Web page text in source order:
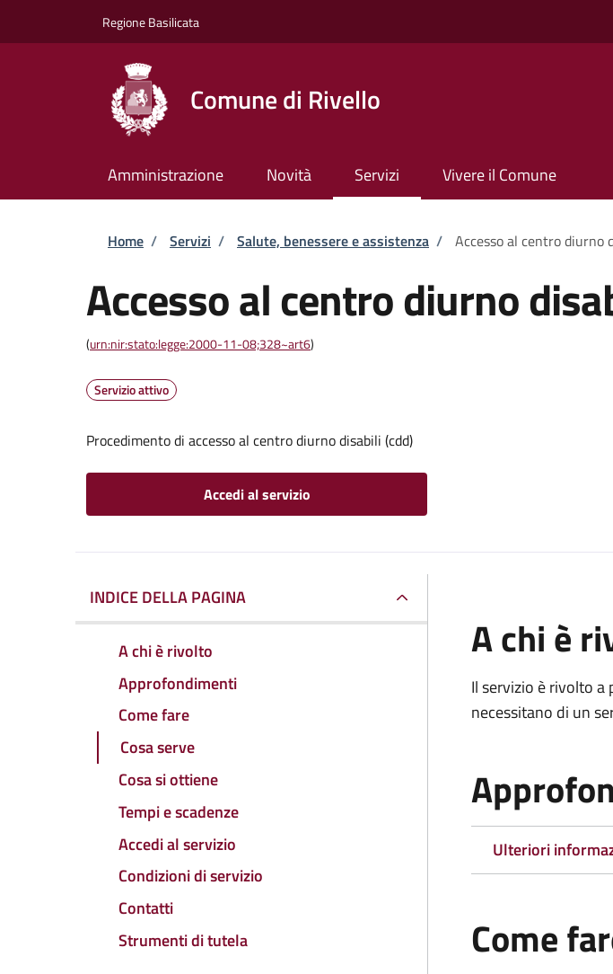
Regione Basilicata
Comune di Rivello
Amministrazione Novità Servizi Vivere il Comune
Briciole di pane
Home / Servizi / Salute, benessere e assistenza / Accesso al centro diurno
Accesso al centro diurno
(urn:nir:stato:legge:2000-11-08;328~art6)
Servizio attivo
Procedimento di accesso al centro diurno disabili (cdd)
Accedi al servizio
INDICE DELLA PAGINA
A chi è rivolto
Approfondimenti
Come fare
Cosa serve
Cosa si ottiene
Tempi e scadenze
Accedi al servizio
Condizioni di servizio
Contatti
Strumenti di tutela
A chi è
Il servizio è rivolto a
necessitano di un
Ulteriori
Come